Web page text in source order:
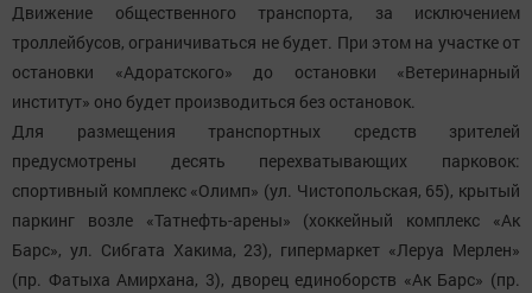
Движение общественного транспорта, за исключением
троллейбусов, ограничиваться не будет. При этом на участке от
остановки «Адоратского» до остановки «Ветеринарный
институт» оно будет производиться без остановок.
Для размещения транспортных средств зрителей
предусмотрены десять перехватывающих парковок:
спортивный комплекс «Олимп» (ул. Чистопольская, 65), крытый
паркинг возле «Татнефть-арены» (хоккейный комплекс «Ак
Барс», ул. Сибгата Хакима, 23), гипермаркет «Леруа Мерлен»
(пр. Фатыха Амирхана, 3), дворец единоборств «Ак Барс» (пр.